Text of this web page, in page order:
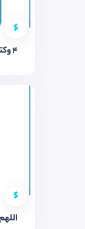
$
4 وکتور پیام در اندازه های مختلف
$